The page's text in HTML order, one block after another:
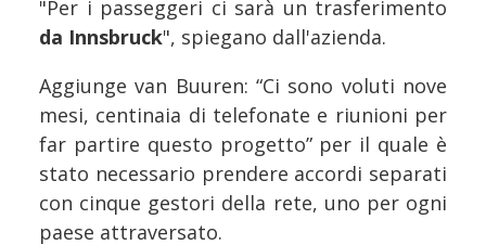
"Per i passeggeri ci sarà un trasferimento
da Innsbruck", spiegano dall'azienda.
Aggiunge van Buuren: “Ci sono voluti nove
mesi, centinaia di telefonate e riunioni per
far partire questo progetto” per il quale è
stato necessario prendere accordi separati
con cinque gestori della rete, uno per ogni
paese attraversato.